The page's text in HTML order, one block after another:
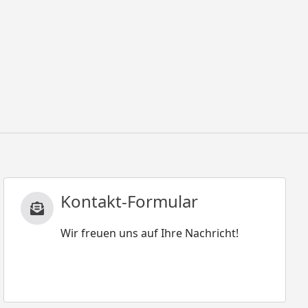
Kontakt-Formular
Wir freuen uns auf Ihre Nachricht!